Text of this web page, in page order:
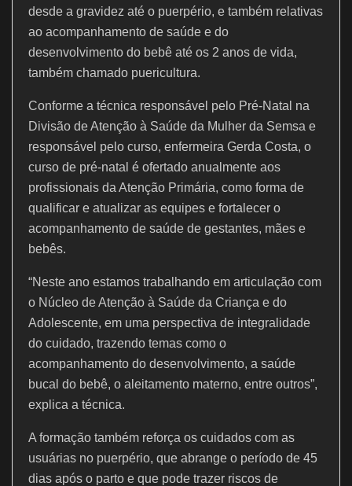
desde a gravidez até o puerpério, e também relativas
ao acompanhamento de saúde e do
desenvolvimento do bebê até os 2 anos de vida,
também chamado puericultura.
Conforme a técnica responsável pelo Pré-Natal na
Divisão de Atenção à Saúde da Mulher da Semsa e
responsável pelo curso, enfermeira Gerda Costa, o
curso de pré-natal é ofertado anualmente aos
profissionais da Atenção Primária, como forma de
qualificar e atualizar as equipes e fortalecer o
acompanhamento de saúde de gestantes, mães e
bebês.
“Neste ano estamos trabalhando em articulação com
o Núcleo de Atenção à Saúde da Criança e do
Adolescente, em uma perspectiva de integralidade
do cuidado, trazendo temas como o
acompanhamento do desenvolvimento, a saúde
bucal do bebê, o aleitamento materno, entre outros”,
explica a técnica.
A formação também reforça os cuidados com as
usuárias no puerpério, que abrange o período de 45
dias após o parto e que pode trazer riscos de